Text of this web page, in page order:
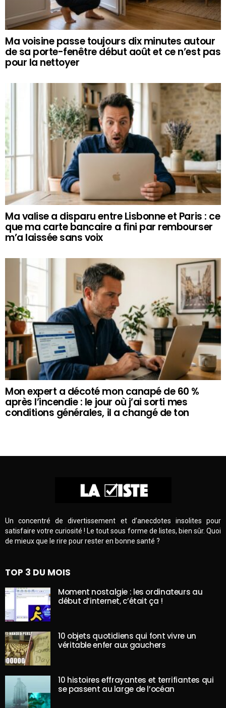
Ma voisine passe toujours dix minutes autour
de sa porte-fenêtre début août et ce n’est pas
pour la nettoyer
Ma valise a disparu entre Lisbonne et Paris : ce
que ma carte bancaire a fini par rembourser
m’a laissée sans voix
Mon expert a décoté mon canapé de 60 %
après l’incendie : le jour où j’ai sorti mes
conditions générales, il a changé de ton
Un concentré de divertissement et d’anecdotes insolites pour
satisfaire votre curiosité ! Le tout sous forme de listes, bien sûr. Quoi
de mieux que le rire pour rester en bonne santé ?
TOP 3 DU MOIS
Moment nostalgie : les ordinateurs au
début d’internet, c’était ça !
10 objets quotidiens qui font vivre un
véritable enfer aux gauchers
10 histoires effrayantes et terrifiantes qui
se passent au large de l’océan